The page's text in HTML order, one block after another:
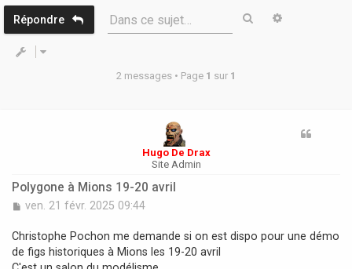
Répondre Dans ce sujet… Rechercher
2 messages • Page 1 sur 1
Hugo De Drax
Site Admin
Polygone à Mions 19-20 avril
M
s
a
ven. 21 févr. 2025 09:44
Christophe Pochon me demande si on est dispo pour une démo
de figs historiques à Mions les 19-20 avril